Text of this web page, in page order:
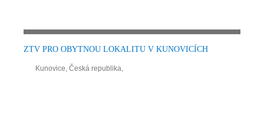
ZTV PRO OBYTNOU LOKALITU V KUNOVICÍCH
Kunovice, Česká republika,